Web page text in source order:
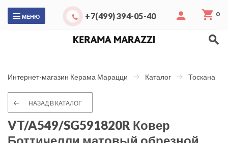
МЕНЮ +7(499) 394-05-40 0
Интернет-магазин Керама Марацци Каталог Тоскана
НАЗАД В КАТАЛОГ
VT/A549/SG591820R Ковер